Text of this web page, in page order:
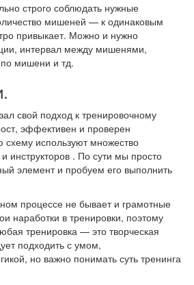
строго соблюдать нужные
мишеней — к одинаковым
привыкает. Можно и нужно
интервал между мишенями,
по мишени и тд.
свой подход к тренировочному
эффективен и проверен
схему используют множество
инструкторов . По сути мы просто
элемент и пробуем его выполнить
процессе не бывает и грамотные
наработки в тренировки, поэтому
тренировка — это творческая
подходить с умом,
но важно понимать суть тренинга